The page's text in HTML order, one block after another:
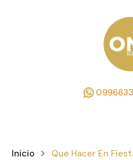
Inicio Que Hacer En